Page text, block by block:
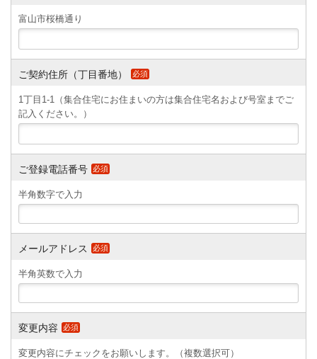
富山市桜橋通り
ご契約住所（丁目番地） 必須
1丁目1-1（集合住宅にお住まいの方は集合住宅名および号室までご
記入ください。）
ご登録電話番号 必須
半角数字で入力
メールアドレス 必須
半角英数で入力
変更内容 必須
変更内容にチェックをお願いします。（複数選択可）